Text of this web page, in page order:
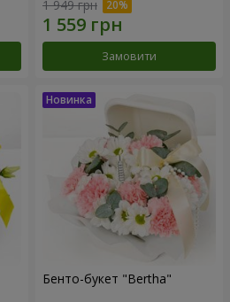
1 949 грн
Замовити
Бенто-букет "Bertha"